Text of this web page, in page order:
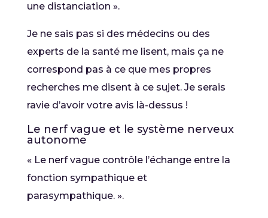
une distanciation ».
Je ne sais pas si des médecins ou des
experts de la santé me lisent, mais ça ne
correspond pas à ce que mes propres
recherches me disent à ce sujet. Je serais
ravie d’avoir votre avis là-dessus !
Le nerf vague et le système nerveux
autonome
« Le nerf vague contrôle l’échange entre la
fonction sympathique et
parasympathique. ».